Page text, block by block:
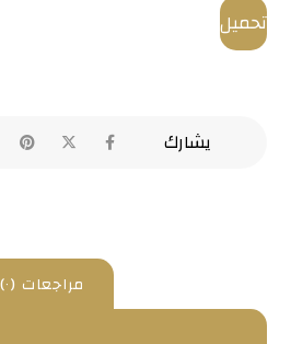
تحميل
مراجعات (٠)